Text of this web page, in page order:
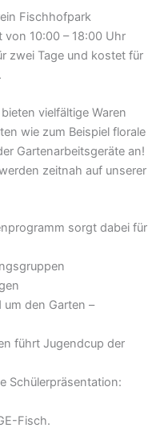
Fischhofpark
von 10:00 – 18:00 Uhr
zwei Tage und kostet für
vielfältige Waren
wie zum Beispiel florale
Gartenarbeitsgeräte an!
zeitnah auf unserer
sorgt dabei für
den Garten –
führt Jugendcup der
Schülerpräsentation:
Fisch.